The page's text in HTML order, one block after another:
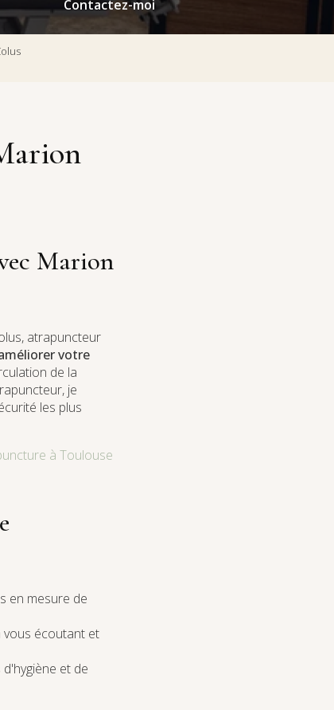
Contactez-moi
Marion
atrapuncteur
votre
de la
je
les plus
à Toulouse
en mesure de
vous écoutant et
et de